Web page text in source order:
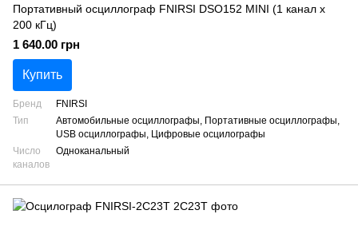
Портативный осциллограф FNIRSI DSO152 MINI (1 канал х
200 кГц)
1 640.00 грн
Купить
Бренд
FNIRSI
Тип
Автомобильные осциллографы, Портативные осциллографы,
USB осциллографы, Цифровые осцилографы
Число
каналов
Одноканальный